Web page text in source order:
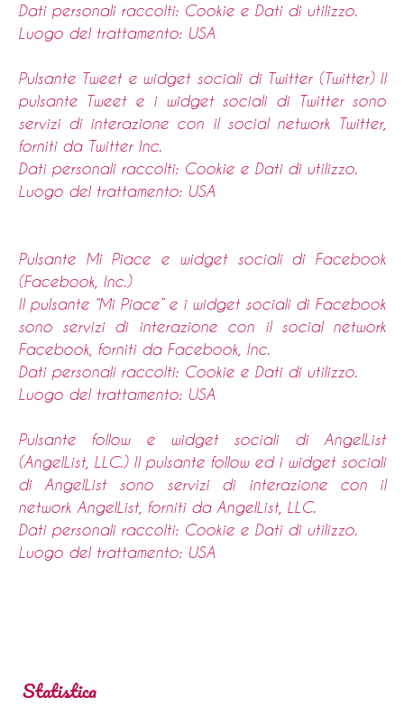
Dati personali raccolti: Cookie e Dati di utilizzo.
Luogo del trattamento: USA
Pulsante Tweet e widget sociali di Twitter (Twitter) Il
pulsante Tweet e i widget sociali di Twitter sono
servizi di interazione con il social network Twitter,
forniti da Twitter Inc.
Dati personali raccolti: Cookie e Dati di utilizzo.
Luogo del trattamento: USA
Pulsante Mi Piace e widget sociali di Facebook
(Facebook, Inc.)
Il pulsante “Mi Piace” e i widget sociali di Facebook
sono servizi di interazione con il social network
Facebook, forniti da Facebook, Inc.
Dati personali raccolti: Cookie e Dati di utilizzo.
Luogo del trattamento: USA
Pulsante follow e widget sociali di AngelList
(AngelList, LLC.) Il pulsante follow ed i widget sociali
di AngelList sono servizi di interazione con il
network AngelList, forniti da AngelList, LLC.
Dati personali raccolti: Cookie e Dati di utilizzo.
Luogo del trattamento: USA
Statistica